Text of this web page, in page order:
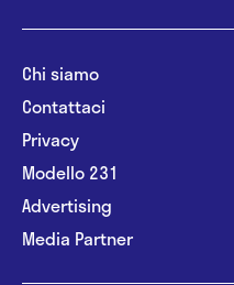
Chi siamo
Contattaci
Privacy
Modello 231
Advertising
Media Partner